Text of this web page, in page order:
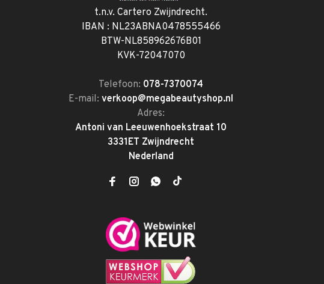
t.n.v. Cartero Zwijndrecht.
IBAN : NL23ABNA0478555466
BTW-NL858962676B01
KVK-72047070
Telefoon: 078-7370074
E-mail:verkoop@megabeautyshop.nl
Adres:
Antoni van Leeuwenhoekstraat 10
3331ET Zwijndrecht
Nederland